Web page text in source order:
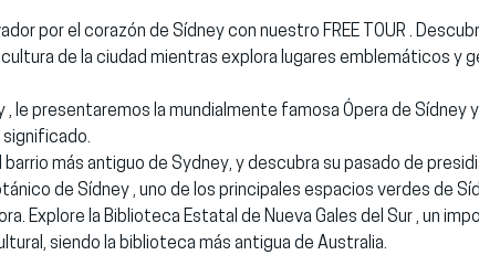
de la ciudad mientras explora lugares emblemáticos y
, le presentaremos la mundialmente famosa Ópera de
más antiguo de Sydney, y descubra su pasado de
de Sídney , uno de los principales espacios verdes de
Explore la Biblioteca Estatal de Nueva Gales del Sur , un
siendo la biblioteca más antigua de Australia.